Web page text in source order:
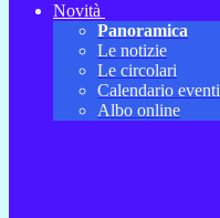
Novità
Panoramica
Le notizie
Le circolari
Calendario eventi
Albo online